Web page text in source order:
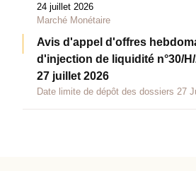
24 juillet 2026
Marché Monétaire
Avis d'appel d'offres
d'injection de liquidité n°30/
27 juillet 2026
Date limite de dépôt des dossiers 27